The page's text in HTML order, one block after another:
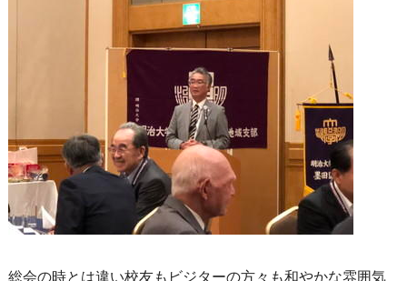
総会の時とは違い校友もビジターの方々も和やかな雰囲気